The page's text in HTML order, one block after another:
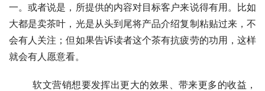
一。或者说是，所提供的内容对目标客户来说得有用。比如
大都是卖茶叶，光是从头到尾将产品介绍复制粘贴过来，不
会有人关注；但如果告诉读者这个茶有抗疲劳的功用，这样
就会有人愿意看。
	软文营销想要发挥出更大的效果、带来更多的收益，